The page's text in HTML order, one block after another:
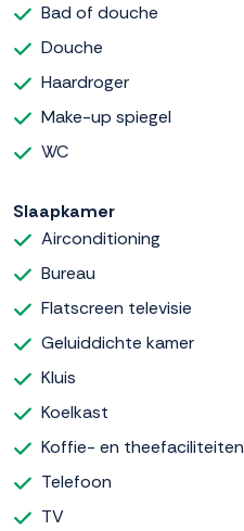
Bad of douche
Douche
Haardroger
Make-up spiegel
WC
Slaapkamer
Airconditioning
Bureau
Flatscreen televisie
Geluiddichte kamer
Kluis
Koelkast
Koffie- en theefaciliteiten
Telefoon
TV